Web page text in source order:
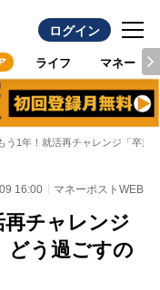
ログイン
ライフ マネー
う1年！就活再チャレンジ「卒業
16:00 マネーポストWEB
チャレンジ
どう過ごすの